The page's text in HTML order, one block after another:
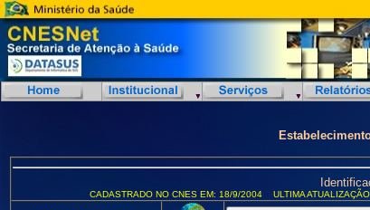
CADASTRADO NO CNES EM: 18/9/2004 ULTIMA